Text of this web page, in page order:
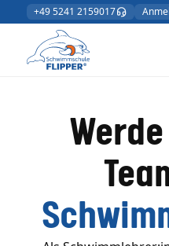
+49 5241 2159017